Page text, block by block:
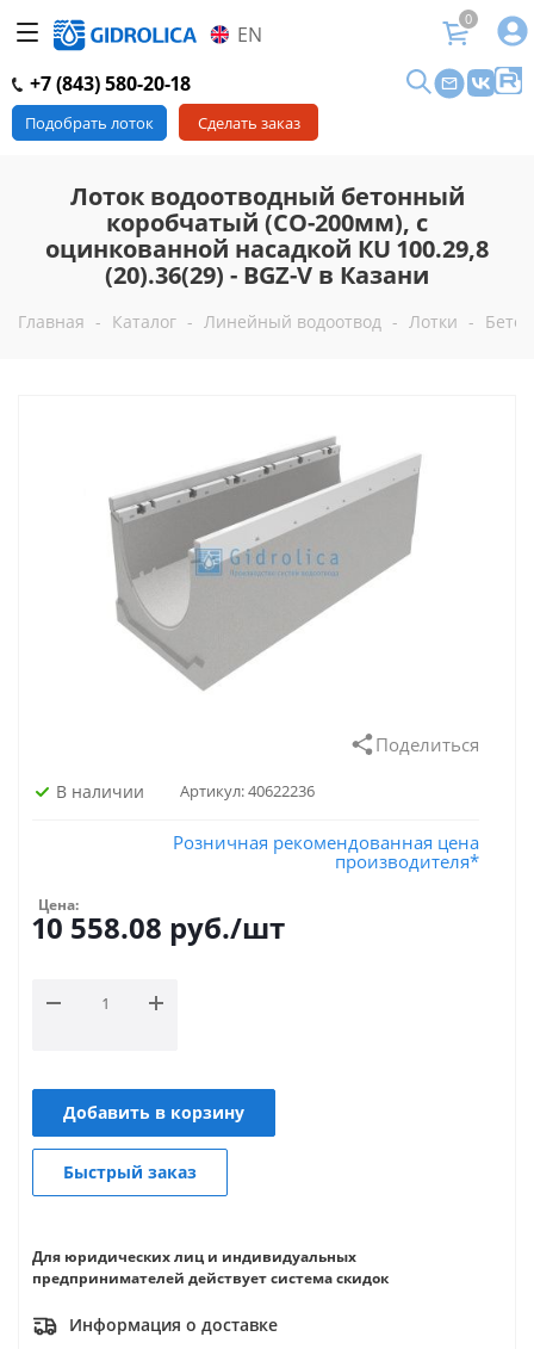
EN
0
+7 (843) 580-20-18
Подобрать лоток Сделать заказ
Лоток водоотводный бетонный
коробчатый (СО-200мм), с
оцинкованной насадкой КU 100.29,8
(20).36(29) - BGZ-V в Казани
Главная - Каталог - Линейный водоотвод - Лотки -
Поделиться
В наличии Артикул:40622236
Розничная рекомендованная цена
производителя*
Цена:
10 558.08 руб./шт
Добавить в корзину
Быстрый заказ
Для юридических лиц и индивидуальных
предпринимателей действует система скидок
Информация о доставке